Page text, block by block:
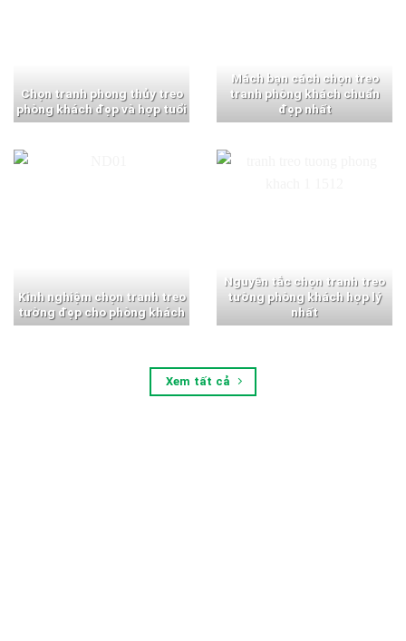
Chọn tranh phong thủy treo
phòng khách đẹp và hợp tuổi
Mách bạn cách chọn treo
tranh phòng khách chuẩn
đẹp nhất
Kinh nghiệm chọn tranh treo
tường đẹp cho phòng khách
Nguyên tắc chọn tranh treo
tường phòng khách hợp lý
nhất
Xem tất cả